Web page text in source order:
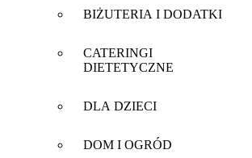
BIŻUTERIA I DODATKI
CATERINGI
DIETETYCZNE
DLA DZIECI
DOM I OGRÓD